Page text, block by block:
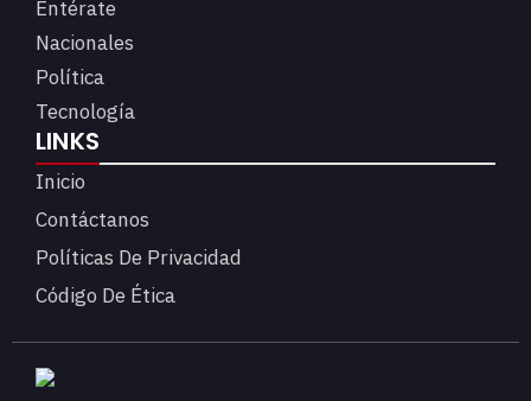
Entérate
Nacionales
Política
Tecnología
LINKS
Inicio
Contáctanos
Políticas De Privacidad
Código De Ética